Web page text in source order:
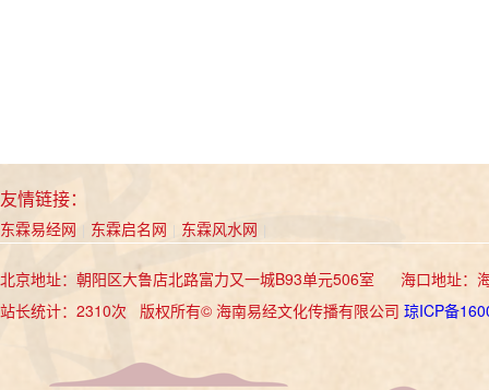
友情链接：
东霖易经网 | 东霖启名网 | 东霖风水网
北京地址：朝阳区大鲁店北路富力又一城B93单元506室 海口地址：
站长统计：2310次 版权所有© 海南易经文化传播有限公司 琼ICP备